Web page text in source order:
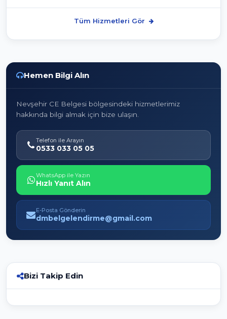
Tüm Hizmetleri Gör
Hemen Bilgi Alın
Nevşehir CE Belgesi bölgesindeki hizmetlerimiz
hakkında bilgi almak için bize ulaşın.
Telefon ile Arayın
0533 033 05 05
WhatsApp ile Yazın
Hızlı Yanıt Alın
E-Posta Gönderin
dmbelgelendirme@gmail.com
Bizi Takip Edin